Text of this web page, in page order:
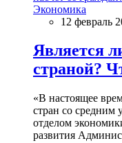
Экономика
12 февраль
Является
страной?
«В настоящее
стран со средним
отделом
развития